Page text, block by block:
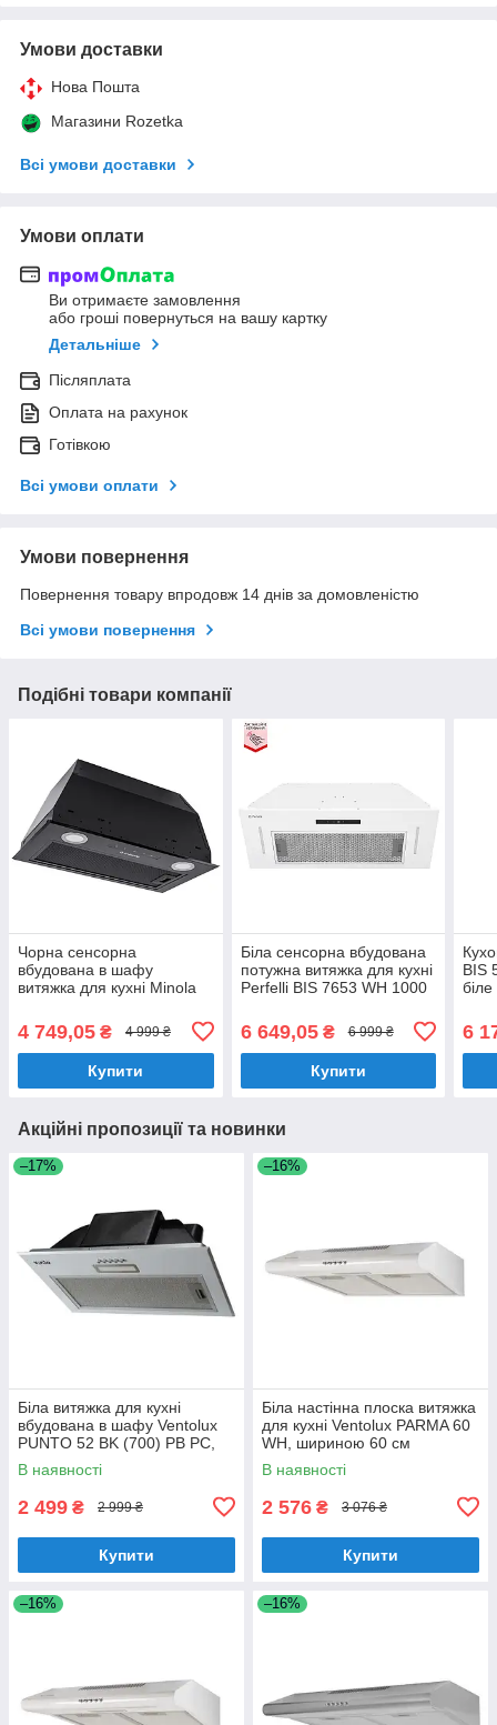
Умови доставки
Нова Пошта
Магазини Rozetka
Всі умови доставки
Умови оплати
Ви отримаєте замовлення
або гроші повернуться на вашу картку
Детальніше
Післяплата
Оплата на рахунок
Готівкою
Всі умови оплати
Умови повернення
Повернення товару впродовж 14 днів за домовленістю
Всі умови повернення
Подібні товари компанії
Чорна сенсорна
вбудована в шафу
витяжка для кухні Minola
шириною 52 см
4 749,05 ₴ 4 999 ₴
Купити
Біла сенсорна вбудована
потужна витяжка для кухні
Perfelli BIS 7653 WH 1000
6 649,05₴ 6 999 ₴
Купити
BIS
6
Акційні пропозиції та новинки
–17%
Біла витяжка для кухні
вбудована в шафу Ventolux
PUNTO 52 BK (700) PB PC,
шириною 52 см
В наявності
2 499 ₴ 2 999 ₴
Купити
–16%
Біла настінна плоска витяжка
для кухні Ventolux PARMA 60
WH, шириною 60 см
В наявності
2 576 ₴ 3 076 ₴
Купити
–16% –16%